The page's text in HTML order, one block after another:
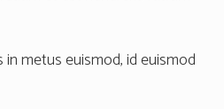
metus euismod, id euismod